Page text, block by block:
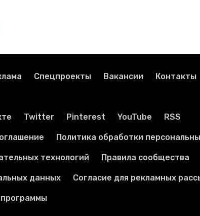
Спецпроекты Вакансии Контакты
Twitter Pinterest YouTube RSS
Политика обработки
технологий Правила сообщества
данных Согласие для рекламных